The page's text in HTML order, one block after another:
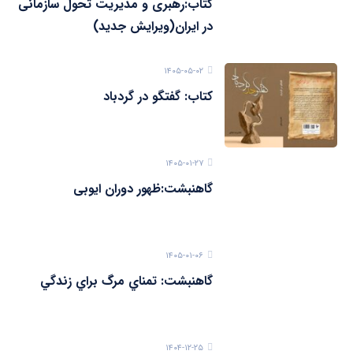
کتاب:رهبری و مدیریت تحول سازمانی
در ایران(ویرایش جدید)
۱۴۰۵-۰۵-۰۲
کتاب: گفتگو در گردباد
۱۴۰۵-۰۱-۲۷
گاهنبشت:ظهور دوران ايوبی
۱۴۰۵-۰۱-۰۶
گاهنبشت: تمناي مرگ براي زندگي
۱۴۰۴-۱۲-۲۵